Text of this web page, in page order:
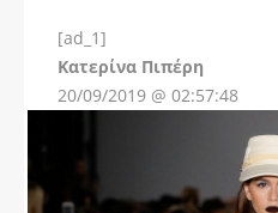
[ad_1]
Kατερίνα Πιπέρη
20/09/2019 @ 02:57:48